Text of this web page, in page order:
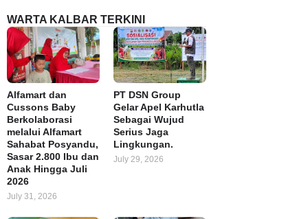
WARTA KALBAR TERKINI
Alfamart dan
Cussons Baby
Berkolaborasi
melalui Alfamart
Sahabat Posyandu,
Sasar 2.800 Ibu dan
Anak Hingga Juli
2026
July 31, 2026
PT DSN Group
Gelar Apel Karhutla
Sebagai Wujud
Serius Jaga
Lingkungan.
July 29, 2026